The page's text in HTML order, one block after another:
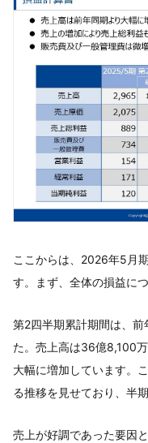
ここからは、2026年5月
す。まず、全体の損益につ
第2四半期累計期間は、
た。売上高は36億8,100
大幅に増加しています。
る推移を見せており、半
売上が好調であった要因